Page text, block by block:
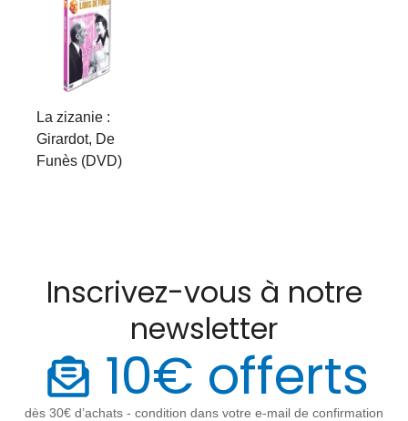
La zizanie :
Girardot, De
Funès (DVD)
Inscrivez-vous à notre
newsletter
10€ offerts
dès 30€ d’achats - condition dans votre e-mail de confirmation